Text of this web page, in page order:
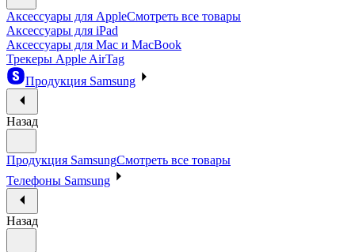
Аксессуары для AppleСмотреть все товары
Аксессуары для iPad
Аксессуары для Mac и MacBook
Трекеры Apple AirTag
Продукция Samsung
Назад
Продукция SamsungСмотреть все товары
Телефоны Samsung
Назад